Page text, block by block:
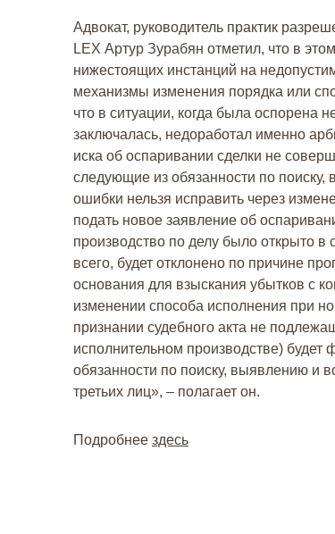
Адвокат, руководитель практик
LEX Артур Зурабян отметил, что в
нижестоящих инстанций на
механизмы изменения порядка или
что в ситуации, когда была оспорена
заключалась, недоработал именно
иска об оспаривании сделки не
следующие из обязанности по
ошибки нельзя исправить через
подать новое заявление об
производство по делу было открыто в
всего, будет отклонено по причине
основания для взыскания убытков с
изменении способа исполнения при
признании судебного акта не
исполнительном производстве)
обязанности по поиску, выявлению и
третьих лиц», – полагает он.
Подробнее здесь